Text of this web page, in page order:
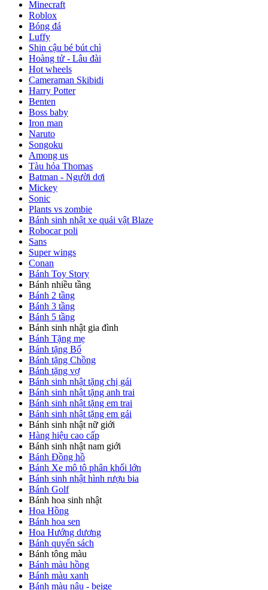
Minecraft
Roblox
Bóng đá
Luffy
Shin cậu bé bút chì
Hoàng tử - Lâu đài
Hot wheels
Cameraman Skibidi
Harry Potter
Benten
Boss baby
Iron man
Naruto
Songoku
Among us
Tàu hỏa Thomas
Batman - Người dơi
Mickey
Sonic
Plants vs zombie
Bánh sinh nhật xe quái vật Blaze
Robocar poli
Sans
Super wings
Conan
Bánh Toy Story
Bánh nhiều tầng
Bánh 2 tầng
Bánh 3 tầng
Bánh 5 tầng
Bánh sinh nhật gia đình
Bánh Tặng mẹ
Bánh tặng Bố
Bánh tặng Chồng
Bánh tặng vợ
Bánh sinh nhật tặng chị gái
Bánh sinh nhật tặng anh trai
Bánh sinh nhật tặng em trai
Bánh sinh nhật tặng em gái
Bánh sinh nhật nữ giới
Hàng hiệu cao cấp
Bánh sinh nhật nam giới
Bánh Đồng hồ
Bánh Xe mô tô phân khối lớn
Bánh sinh nhật hình rượu bia
Bánh Golf
Bánh hoa sinh nhật
Hoa Hồng
Bánh hoa sen
Hoa Hướng dương
Bánh quyển sách
Bánh tông màu
Bánh màu hồng
Bánh màu xanh
Bánh màu nâu - beige